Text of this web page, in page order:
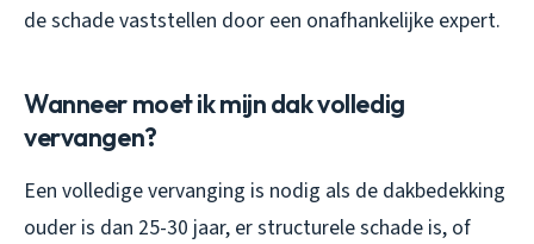
de schade vaststellen door een onafhankelijke expert.
Wanneer moet ik mijn dak volledig
vervangen?
Een volledige vervanging is nodig als de dakbedekking
ouder is dan 25-30 jaar, er structurele schade is, of